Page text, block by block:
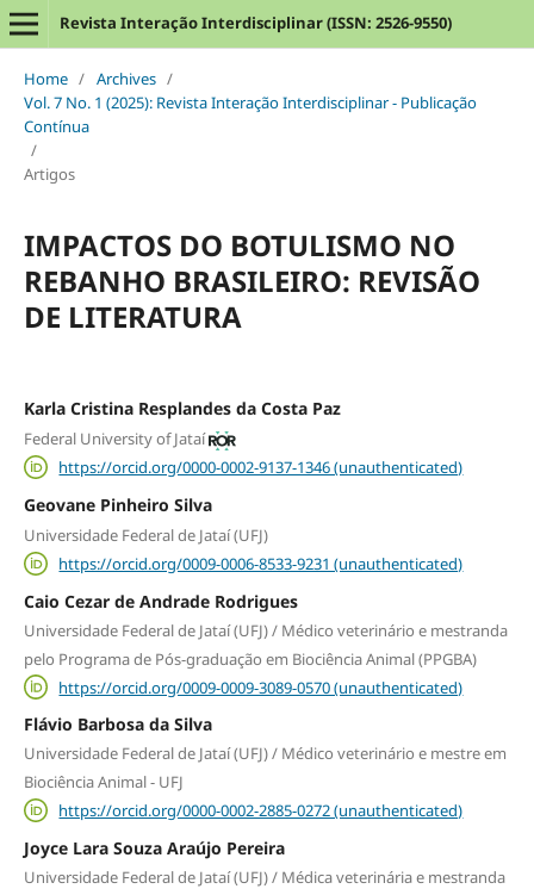
Revista Interação Interdisciplinar (ISSN: 2526-9550)
Home / Archives /
Vol. 7 No. 1 (2025): Revista Interação Interdisciplinar - Publicação
Contínua
/
Artigos
IMPACTOS DO BOTULISMO NO
REBANHO BRASILEIRO: REVISÃO
DE LITERATURA
Karla Cristina Resplandes da Costa Paz
Federal University of Jataí
https://orcid.org/0000-0002-9137-1346 (unauthenticated)
Geovane Pinheiro Silva
Universidade Federal de Jataí (UFJ)
https://orcid.org/0009-0006-8533-9231 (unauthenticated)
Caio Cezar de Andrade Rodrigues
Universidade Federal de Jataí (UFJ) / Médico veterinário e mestranda
pelo Programa de Pós-graduação em Biociência Animal (PPGBA)
https://orcid.org/0009-0009-3089-0570 (unauthenticated)
Flávio Barbosa da Silva
Universidade Federal de Jataí (UFJ) / Médico veterinário e mestre em
Biociência Animal - UFJ
https://orcid.org/0000-0002-2885-0272 (unauthenticated)
Joyce Lara Souza Araújo Pereira
Universidade Federal de Jataí (UFJ) / Médica veterinária e mestranda